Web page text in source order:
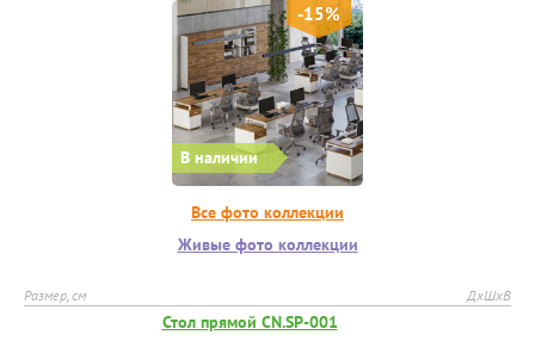
В наличии
-15%
Все фото коллекции
Живые фото коллекции
Размер, см ДхШхВ
Стол прямой CN.SP-001